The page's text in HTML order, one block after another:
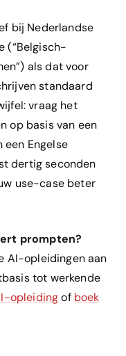
bij Nederlandse
(“Belgisch-
als dat voor
standaard
vraag het
op basis van een
een Engelse
dertig seconden
use-case beter
prompten?
AI-opleidingen aan
tot werkende
opleidingof boek